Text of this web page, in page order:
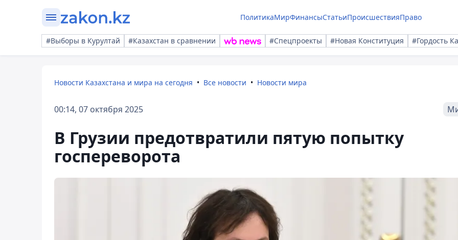
ПолитикаМирФинансыСтатьиПроисшествияПраво
#Выборы в Курултай #Казахстан в сравнении #Спецпроекты #Новая Конституция #Гордость
Новости Казахстана и мира на сегодня Все новости Новости мира
00:14, 07 октября 2025
В Грузии предотвратили пятую попытку
госпереворота